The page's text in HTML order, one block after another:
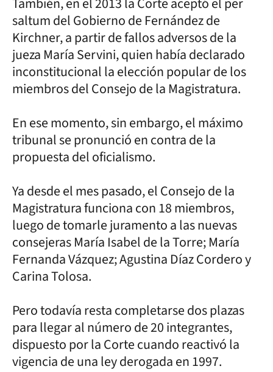
saltum del Gobierno de Fernández de
Kirchner, a partir de fallos adversos de la
jueza María Servini, quien había declarado
inconstitucional la elección popular de los
miembros del Consejo de la Magistratura.
En ese momento, sin embargo, el máximo
tribunal se pronunció en contra de la
propuesta del oficialismo.
Ya desde el mes pasado, el Consejo de la
Magistratura funciona con 18 miembros,
luego de tomarle juramento a las nuevas
consejeras María Isabel de la Torre; María
Fernanda Vázquez; Agustina Díaz Cordero y
Carina Tolosa.
Pero todavía resta completarse dos plazas
para llegar al número de 20 integrantes,
dispuesto por la Corte cuando reactivó la
vigencia de una ley derogada en 1997.